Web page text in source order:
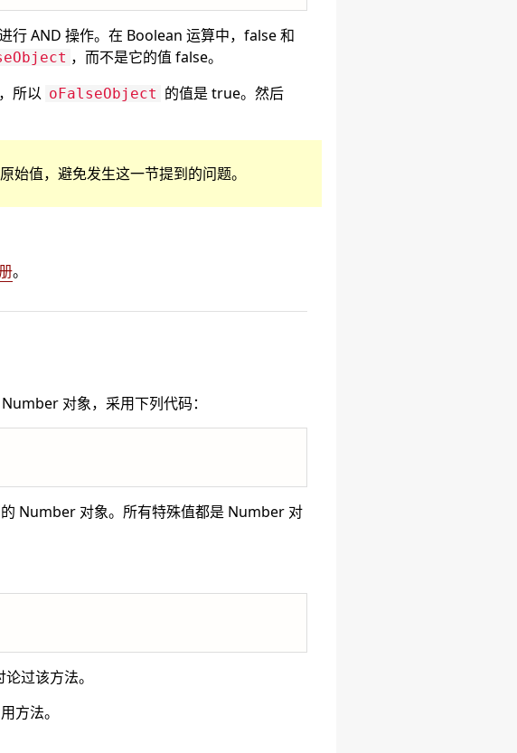
行 AND 操作。在 Boolean 运算中，false 和
，而不是它的值 false。
所以 oFalseObject 的值是 true。然后
值，避免发生这一节提到的问题。
。
对象，采用下列代码：
Number 对象。所有特殊值都是 Number 对
过该方法。
方法。